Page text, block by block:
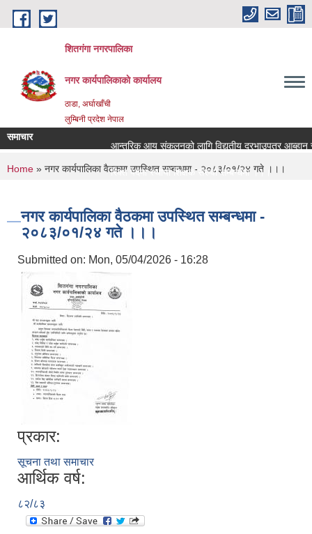
Skip to main content
शितगंगा नगरपालिका
नगर कार्यपालिकाकाे कार्यालय
ठाडा, अर्घाखाँची
लुम्बिनी प्रदेश नेपाल
समाचार
आन्तरिक आय संकलनको लागि विद्युतीय दरभाउपत्र आब्हान
रिक्त पदमा स्थायी शिक्षक सरुवा सम्बन्धमा ।।।
You are here
Home » नगर कार्यपालिका वैठकमा उपस्थित सम्बन्धमा - २०८३/०१/२४ गते ।।।
नगर कार्यपालिका वैठकमा उपस्थित सम्बन्धमा -
२०८३/०१/२४ गते ।।।
Submitted on: Mon, 05/04/2026 - 16:28
प्रकार:
सूचना तथा समाचार
आर्थिक वर्ष:
८२/८३